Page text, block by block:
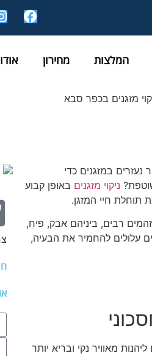
המלצות מחירון
מזגנים בכפר סבא
במזגנים כדי
ניקוי מזגנים באופן קבוע
תוחלת חיי המזגן.
רבים, ביניהם אבק, פיח,
עלולים להחמיר את הבעיה,
מאוויר נקי ובריא יותר